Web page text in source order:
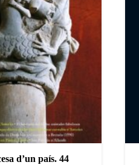
d’un país. 44